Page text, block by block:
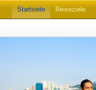
Startseite Reiseziele